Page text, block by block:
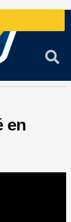
en